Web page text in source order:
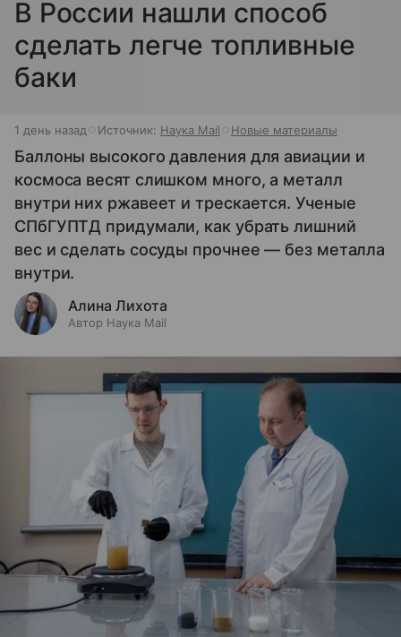
В России нашли способ
сделать легче топливные
баки
1 день назад Источник: Наука Mail Новые материалы
Баллоны высокого давления для авиации и
космоса весят слишком много, а металл
внутри них ржавеет и трескается. Ученые
СПбГУПТД придумали, как убрать лишний
вес и сделать сосуды прочнее — без металла
внутри.
Алина Лихота
Автор Наука Mail